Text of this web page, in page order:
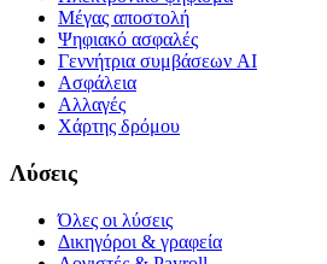
Μέγας αποστολή
Ψηφιακό ασφαλές
Γεννήτρια συμβάσεων AI
Ασφάλεια
Αλλαγές
Χάρτης δρόμου
Λύσεις
Όλες οι λύσεις
Δικηγόροι & γραφεία